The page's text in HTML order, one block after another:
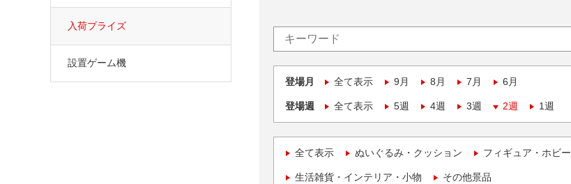
登場月 全て表示 9月 8月 7月 6月
登場週 全て表示 5週 4週 3週 2週 1週
全て表示 ぬいぐるみ・クッション フィギュア・ホビー
生活雑貨・インテリア・小物 その他景品
入荷プライズ
設置ゲーム機